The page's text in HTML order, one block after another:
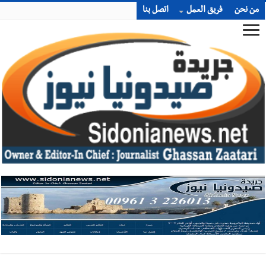
من نحن فريق العمل اتصل بنا